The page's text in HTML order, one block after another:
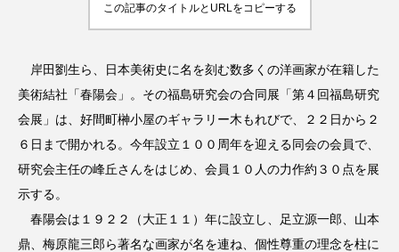
この記事のタイトルとURLをコピーする
岸田劉生ら、日本美術史に名を刻む数多くの洋画家が在籍した
美術結社「春陽会」。その福島研究会の合同展「第４回福島研究
会展」は、好間町榊小屋のギャラリー木もれびで、２２日から２
６日まで開かれる。今年設立１００周年を迎える同会の会員で、
研究会主任の峰丘さんをはじめ、会員１０人の力作約３０点を展
示する。
春陽会は１９２２（大正１１）年に設立し、足立源一郎、山本
鼎、梅原龍三郎ら著名な画家が名を連ね、個性尊重の理念を柱に